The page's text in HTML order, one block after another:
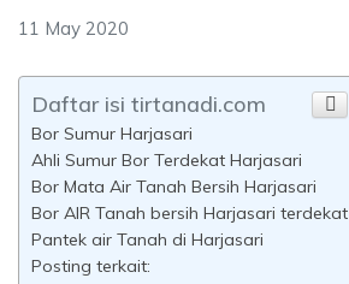
11 May 2020
Daftar isi tirtanadi.com
Bor Sumur Harjasari
Ahli Sumur Bor Terdekat Harjasari
Bor Mata Air Tanah Bersih Harjasari
Bor AIR Tanah bersih Harjasari terdekat
Pantek air Tanah di Harjasari
Posting terkait: